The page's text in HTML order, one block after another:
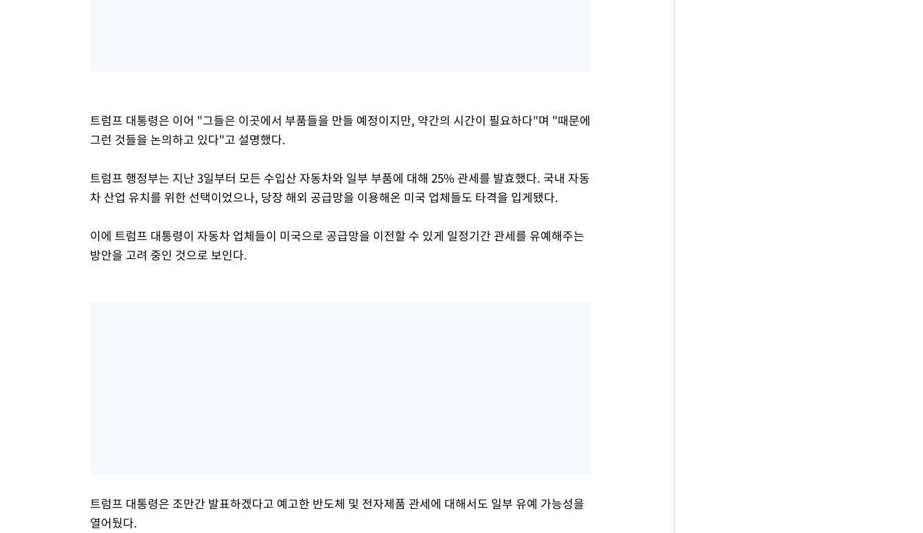
트럼프 대통령은 이어 "그들은 이곳에서 부품들을 만들 예정이지만, 약간의 시간이 필요하다"며 "때문에
그런 것들을 논의하고 있다"고 설명했다.
트럼프 행정부는 지난 3일부터 모든 수입산 자동차와 일부 부품에 대해 25% 관세를 발효했다. 국내 자동
차 산업 유치를 위한 선택이었으나, 당장 해외 공급망을 이용해온 미국 업체들도 타격을 입게됐다.
이에 트럼프 대통령이 자동차 업체들이 미국으로 공급망을 이전할 수 있게 일정기간 관세를 유예해주는
방안을 고려 중인 것으로 보인다.
트럼프 대통령은 조만간 발표하겠다고 예고한 반도체 및 전자제품 관세에 대해서도 일부 유예 가능성을
열어뒀다.